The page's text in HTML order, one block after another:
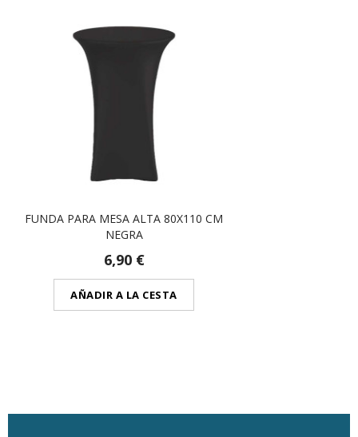
FUNDA PARA MESA ALTA 80X110 CM
NEGRA
6,90 €
AÑADIR A LA CESTA